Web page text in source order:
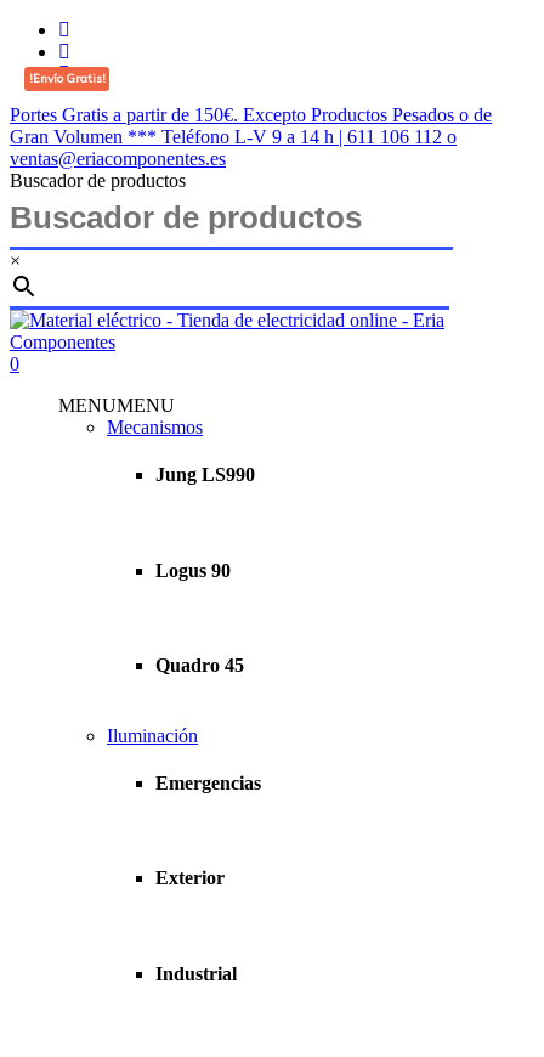
Saltar
contenido
principal
twitter
facebook
instagram
Portes Gratis a partir de 150€. Excepto Productos Pesados o de
Gran Volumen *** Teléfono L-V 9 a 14 h | 611 106 112 o
ventas@eriacomponentes.es
Buscador de productos
×
Cerrar
búsqueda
buscar
account
0
MENUMENU
Mecanismos
Jung LS990
Logus 90
Quadro 45
Iluminación
Emergencias
Exterior
Industrial
!Envío Gratis!